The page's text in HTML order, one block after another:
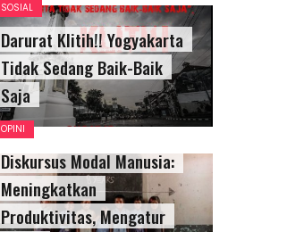
SOSIAL
Darurat Klitih!! Yogyakarta
Tidak Sedang Baik-Baik
Saja
OPINI
Diskursus Modal Manusia:
Meningkatkan
Produktivitas, Mengatur